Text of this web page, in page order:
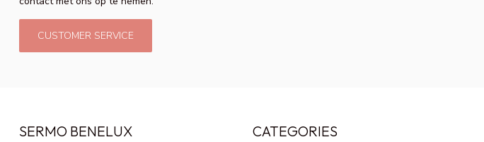
CUSTOMER SERVICE
SERMO BENELUX CATEGORIES